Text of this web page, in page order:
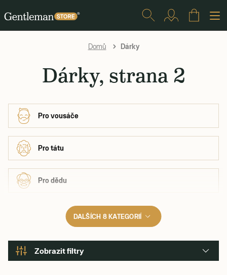
Domů Dárky
Dárky, strana 2
Pro vousáče
Pro tátu
Pro dědu
DALŠÍCH 8 KATEGORIÍ
Zobrazit filtry